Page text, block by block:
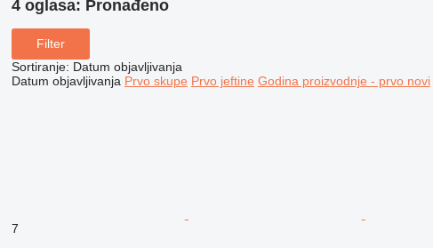
4 oglasa: Pronađeno
Filter
Sortiranje: Datum objavljivanja
Datum objavljivanja Prvo skupe Prvo jeftine Godina proizvodnje - prvo novi
7